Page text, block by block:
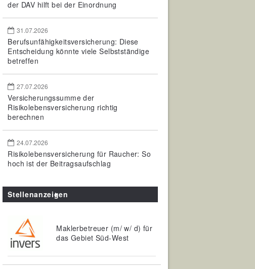
der DAV hilft bei der Einordnung
31.07.2026
Berufsunfähigkeitsversicherung: Diese
Entscheidung könnte viele Selbstständige
betreffen
27.07.2026
Versicherungssumme der
Risikolebensversicherung richtig
berechnen
24.07.2026
Risikolebensversicherung für Raucher: So
hoch ist der Beitragsaufschlag
Stellenanzeigen
Maklerbetreuer (m/ w/ d) für
das Gebiet Süd-West